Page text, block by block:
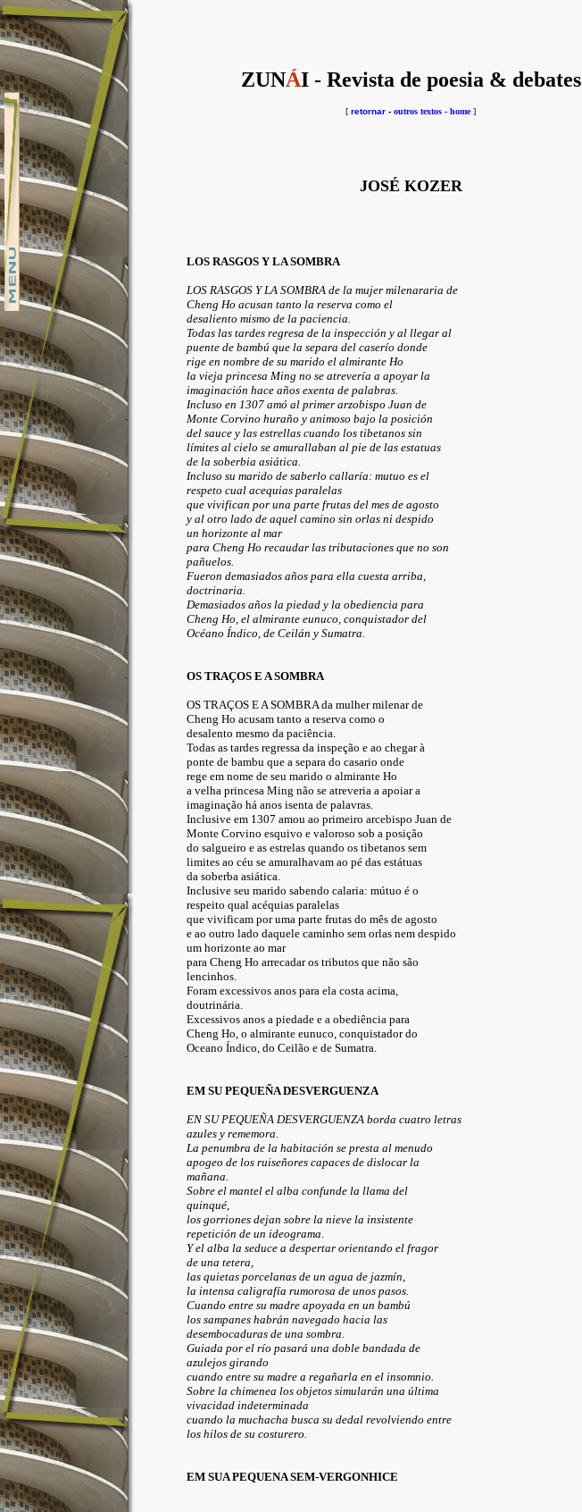
ZUNÁI - Revista de poesia & debates
[ retornar - outros textos - home ]
JOSÉ KOZER
LOS RASGOS Y LA SOMBRA
LOS RASGOS Y LA SOMBRA de la mujer milenararia de
Cheng Ho acusan tanto la reserva como el
desaliento mismo de la paciencia.
Todas las tardes regresa de la inspección y al llegar al
puente de bambú que la separa del caserío donde
rige en nombre de su marido el almirante Ho
la vieja princesa Ming no se atrevería a apoyar la
imaginación hace años exenta de palabras.
Incluso en 1307 amó al primer arzobispo Juan de
Monte Corvino huraño y animoso bajo la posición
del sauce y las estrellas cuando los tibetanos sin
límites al cielo se amurallaban al pie de las estatuas
de la soberbia asiática.
Incluso su marido de saberlo callaría: mutuo es el
respeto cual acequias paralelas
que vivifican por una parte frutas del mes de agosto
y al otro lado de aquel camino sin orlas ni despido
un horizonte al mar
para Cheng Ho recaudar las tributaciones que no son
pañuelos.
Fueron demasiados años para ella cuesta arriba,
doctrinaria.
Demasiados años la piedad y la obediencia para
Cheng Ho, el almirante eunuco, conquistador del
Océano Índico, de Ceilán y Sumatra.
OS TRAÇOS E A SOMBRA
OS TRAÇOS E A SOMBRA da mulher milenar de
Cheng Ho acusam tanto a reserva como o
desalento mesmo da paciência.
Todas as tardes regressa da inspeção e ao chegar à
ponte de bambu que a separa do casario onde
rege em nome de seu marido o almirante Ho
a velha princesa Ming não se atreveria a apoiar a
imaginação há anos isenta de palavras.
Inclusive em 1307 amou ao primeiro arcebispo Juan de
Monte Corvino esquivo e valoroso sob a posição
do salgueiro e as estrelas quando os tibetanos sem
limites ao céu se amuralhavam ao pé das estátuas
da soberba asiática.
Inclusive seu marido sabendo calaria: mútuo é o
respeito qual acéquias paralelas
que vivificam por uma parte frutas do mês de agosto
e ao outro lado daquele caminho sem orlas nem despido
um horizonte ao mar
para Cheng Ho arrecadar os tributos que não são
lencinhos.
Foram excessivos anos para ela costa acima,
doutrinária.
Excessivos anos a piedade e a obediência para
Cheng Ho, o almirante eunuco, conquistador do
Oceano Índico, do Ceilão e de Sumatra.
EM SU PEQUEÑA DESVERGUENZA
EN SU PEQUEÑA DESVERGUENZA borda cuatro letras
azules y rememora.
La penumbra de la habitación se presta al menudo
apogeo de los ruiseñores capaces de dislocar la
mañana.
Sobre el mantel el alba confunde la llama del
quinqué,
los gorriones dejan sobre la nieve la insistente
repetición de un ideograma.
Y el alba la seduce a despertar orientando el fragor
de una tetera,
las quietas porcelanas de un agua de jazmín,
la intensa caligrafía rumorosa de unos pasos.
Cuando entre su madre apoyada en un bambú
los sampanes habrán navegado hacia las
desembocaduras de una sombra.
Guiada por el río pasará una doble bandada de
azulejos girando
cuando entre su madre a regañarla en el insomnio.
Sobre la chimenea los objetos simularán una última
vivacidad indeterminada
cuando la muchacha busca su dedal revolviendo entre
los hilos de su costurero.
EM SUA PEQUENA SEM-VERGONHICE